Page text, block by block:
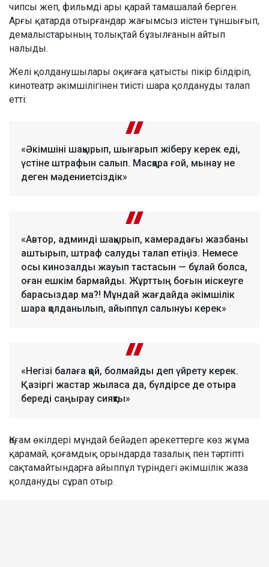
чипсы жеп, фильмді ары қарай тамашалай берген.
Арғы қатарда отырғандар жағымсыз иістен тұншығып,
демалыстарының толықтай бұзылғанын айтып
налыды.
Желі қолданушылары оқиғаға қатысты пікір білдіріп,
кинотеатр әкімшілігінен тиісті шара қолдануды талап
етті:
«Әкімшіні шақырып, шығарып жіберу керек еді,
үстіне штрафын салып. Масқара ғой, мынау не
деген мәдениетсіздік»
«Автор, админді шақырып, камерадағы жазбаны
аштырып, штраф салуды талап етіңіз. Немесе
осы кинозалды жауып тастасын — бұлай болса,
оған ешкім бармайды. Жұрттың боғын иіскеуге
барасыздар ма?! Мұндай жағдайда әкімшілік
шара қолданылып, айыппұл салынуы керек»
«Негізі балаға қой, болмайды деп үйрету керек.
Қазіргі жастар жыласа да, бүлдірсе де отыра
береді саңырау сияқты»
Қоғам өкілдері мұндай бейәдеп әрекеттерге көз жұма
қарамай, қоғамдық орындарда тазалық пен тәртіпті
сақтамайтындарға айыппұл түріндегі әкімшілік жаза
қолдануды сұрап отыр.